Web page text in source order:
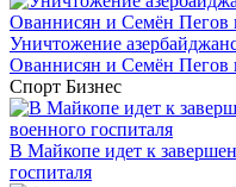
Уничтожение
Ованнисян и Семён Пегов
Спорт Бизнес
В Майкопе идет к
госпиталя